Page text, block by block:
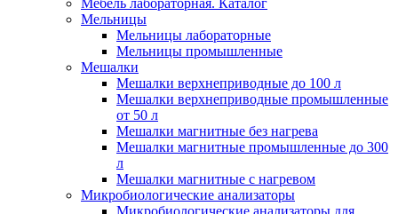
Мебель лабораторная. Каталог
Мельницы
Мельницы лабораторные
Мельницы промышленные
Мешалки
Мешалки верхнеприводные до 100 л
Мешалки верхнеприводные промышленные
от 50 л
Мешалки магнитные без нагрева
Мешалки магнитные промышленные до 300
л
Мешалки магнитные с нагревом
Микробиологические анализаторы
Микробиологические анализаторы для